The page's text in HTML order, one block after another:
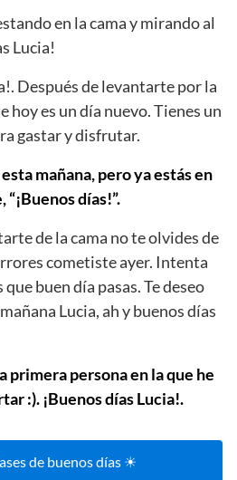
en la cama y mirando al
Lucia!
Después de levantarte por la
hoy es un día nuevo. Tienes un
gastar y disfrutar.
mañana, pero ya estás en
días!”.
de la cama no te olvides de
cometiste ayer. Intenta
buen día pasas. Te deseo
Lucia, ah y buenos días
primera persona en la que he
:). ¡Buenos días Lucia!.
de buenos días ☀